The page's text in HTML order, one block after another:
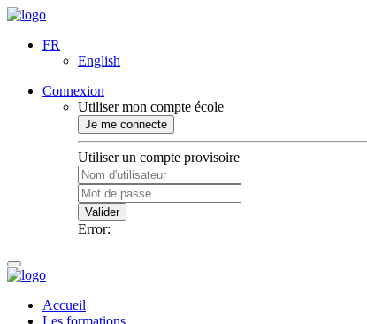
FR
English
Connexion
Utiliser mon compte école
Je me connecte
Utiliser un compte provisoire
Valider
Error:
Accueil
Les formations